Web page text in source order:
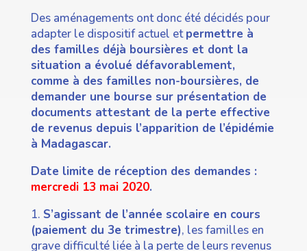
Des aménagements ont donc été décidés pour
adapter le dispositif actuel etpermettre à
des familles déjà boursières et dont la
situation a évolué défavorablement,
comme à des familles non-boursières, de
demander une bourse sur présentation de
documents attestant de la perte effective
de revenus depuis l’apparition de l’épidémie
à Madagascar.
Date limite de réception des demandes :
mercredi 13 mai 2020.
1. S’agissant de l’année scolaire en cours
(paiement du 3e trimestre), les familles en
grave difficulté liée à la perte de leurs revenus